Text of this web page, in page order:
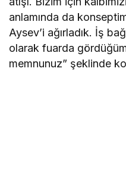
anlamında da
Aysev’i ağırladık. İş
olarak fuarda
memnunuz” şeklinde